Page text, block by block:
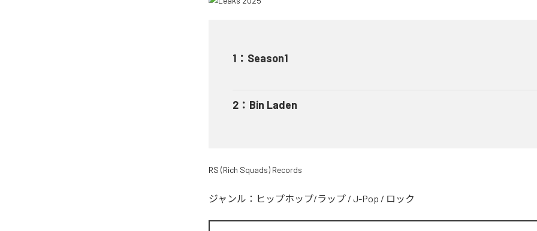
1 ： Season1
2 ： Bin Laden
RS (Rich Squads) Records
ジャンル： ヒップホップ/ラップ / J-Pop / ロック